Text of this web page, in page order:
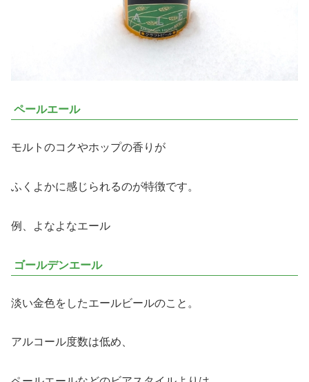
ペールエール
モルトのコクやホップの香りが
ふくよかに感じられるのが特徴です。
例、よなよなエール
ゴールデンエール
淡い金色をしたエールビールのこと。
アルコール度数は低め、